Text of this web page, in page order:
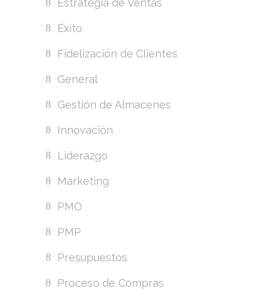
Éxito
Fidelización de Clientes
General
Gestión de Almacenes
Innovación
Liderazgo
Marketing
PMO
PMP
Presupuestos
Proceso de Compras